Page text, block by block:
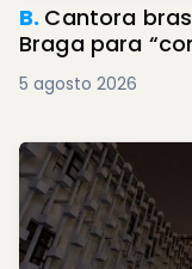
B. Cantora
Braga para
5 agosto 2026